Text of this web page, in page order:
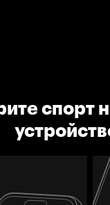
спорт